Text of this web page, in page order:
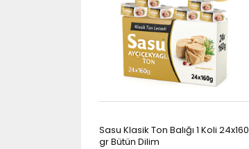
Sasu Klasik Ton Balığı 1 Koli 24x160
gr Bütün Dilim